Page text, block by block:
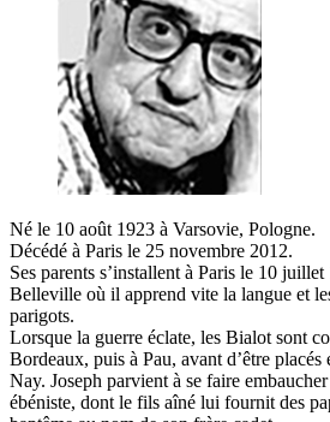
Né le 10 août 1923 à Varsovie, Pologne.
Décédé à Paris le 25 novembre 2012.
Ses parents s’installent à Paris le 10
Belleville où il apprend vite la langue et
parigots.
Lorsque la guerre éclate, les Bialot sont
Bordeaux, puis à Pau, avant d’être placés
Nay. Joseph parvient à se faire
ébéniste, dont le fils aîné lui fournit des